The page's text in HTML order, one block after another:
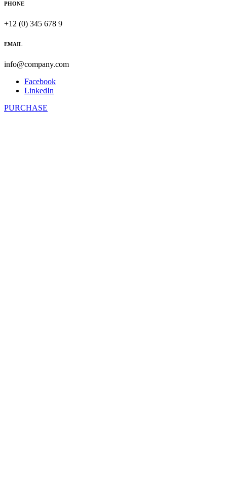
PHONE
+12 (0) 345 678 9
EMAIL
info@company.com
Facebook
LinkedIn
PURCHASE